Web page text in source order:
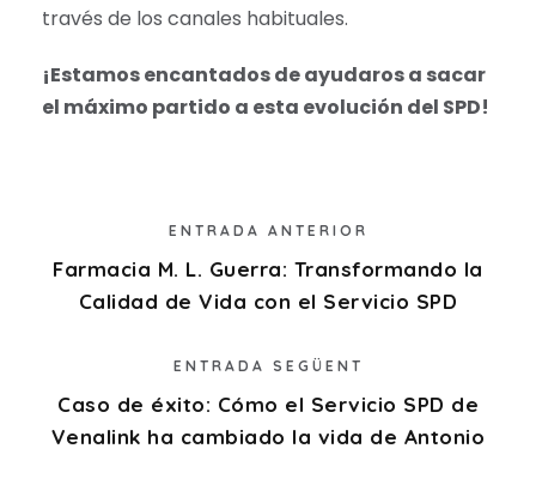
través de los canales habituales.
¡Estamos encantados de ayudaros a sacar
el máximo partido a esta evolución del SPD!
ENTRADA ANTERIOR
Farmacia M. L. Guerra: Transformando la
Calidad de Vida con el Servicio SPD
ENTRADA SEGÜENT
Caso de éxito: Cómo el Servicio SPD de
Venalink ha cambiado la vida de Antonio